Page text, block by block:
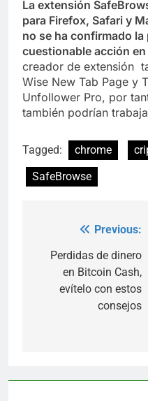
La extensión
para Firefox, Safari y
no se ha confirmado la
cuestionable acción
creador de extensión
Wise New Tab Page y
Unfollower Pro, por
también podrían
Tagged: chrome
SafeBrowse
navigation
Previous:
Perdidas de dinero
en Bitcoin Cash,
evítelo con estos
consejos